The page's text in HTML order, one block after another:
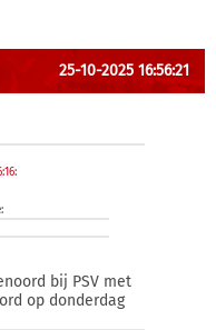
25-10-2025 16:56:21
:
bij PSV met
op donderdag